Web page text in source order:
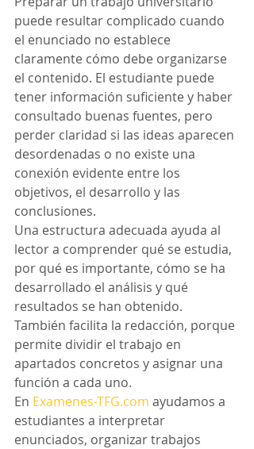
puede resultar complicado cuando
el enunciado no establece
claramente cómo debe organizarse
el contenido. El estudiante puede
tener información suficiente y haber
consultado buenas fuentes, pero
perder claridad si las ideas aparecen
desordenadas o no existe una
conexión evidente entre los
objetivos, el desarrollo y las
conclusiones.
Una estructura adecuada ayuda al
lector a comprender qué se estudia,
por qué es importante, cómo se ha
desarrollado el análisis y qué
resultados se han obtenido.
También facilita la redacción, porque
permite dividir el trabajo en
apartados concretos y asignar una
función a cada uno.
En Examenes-TFG.com ayudamos a
estudiantes a interpretar
enunciados, organizar trabajos